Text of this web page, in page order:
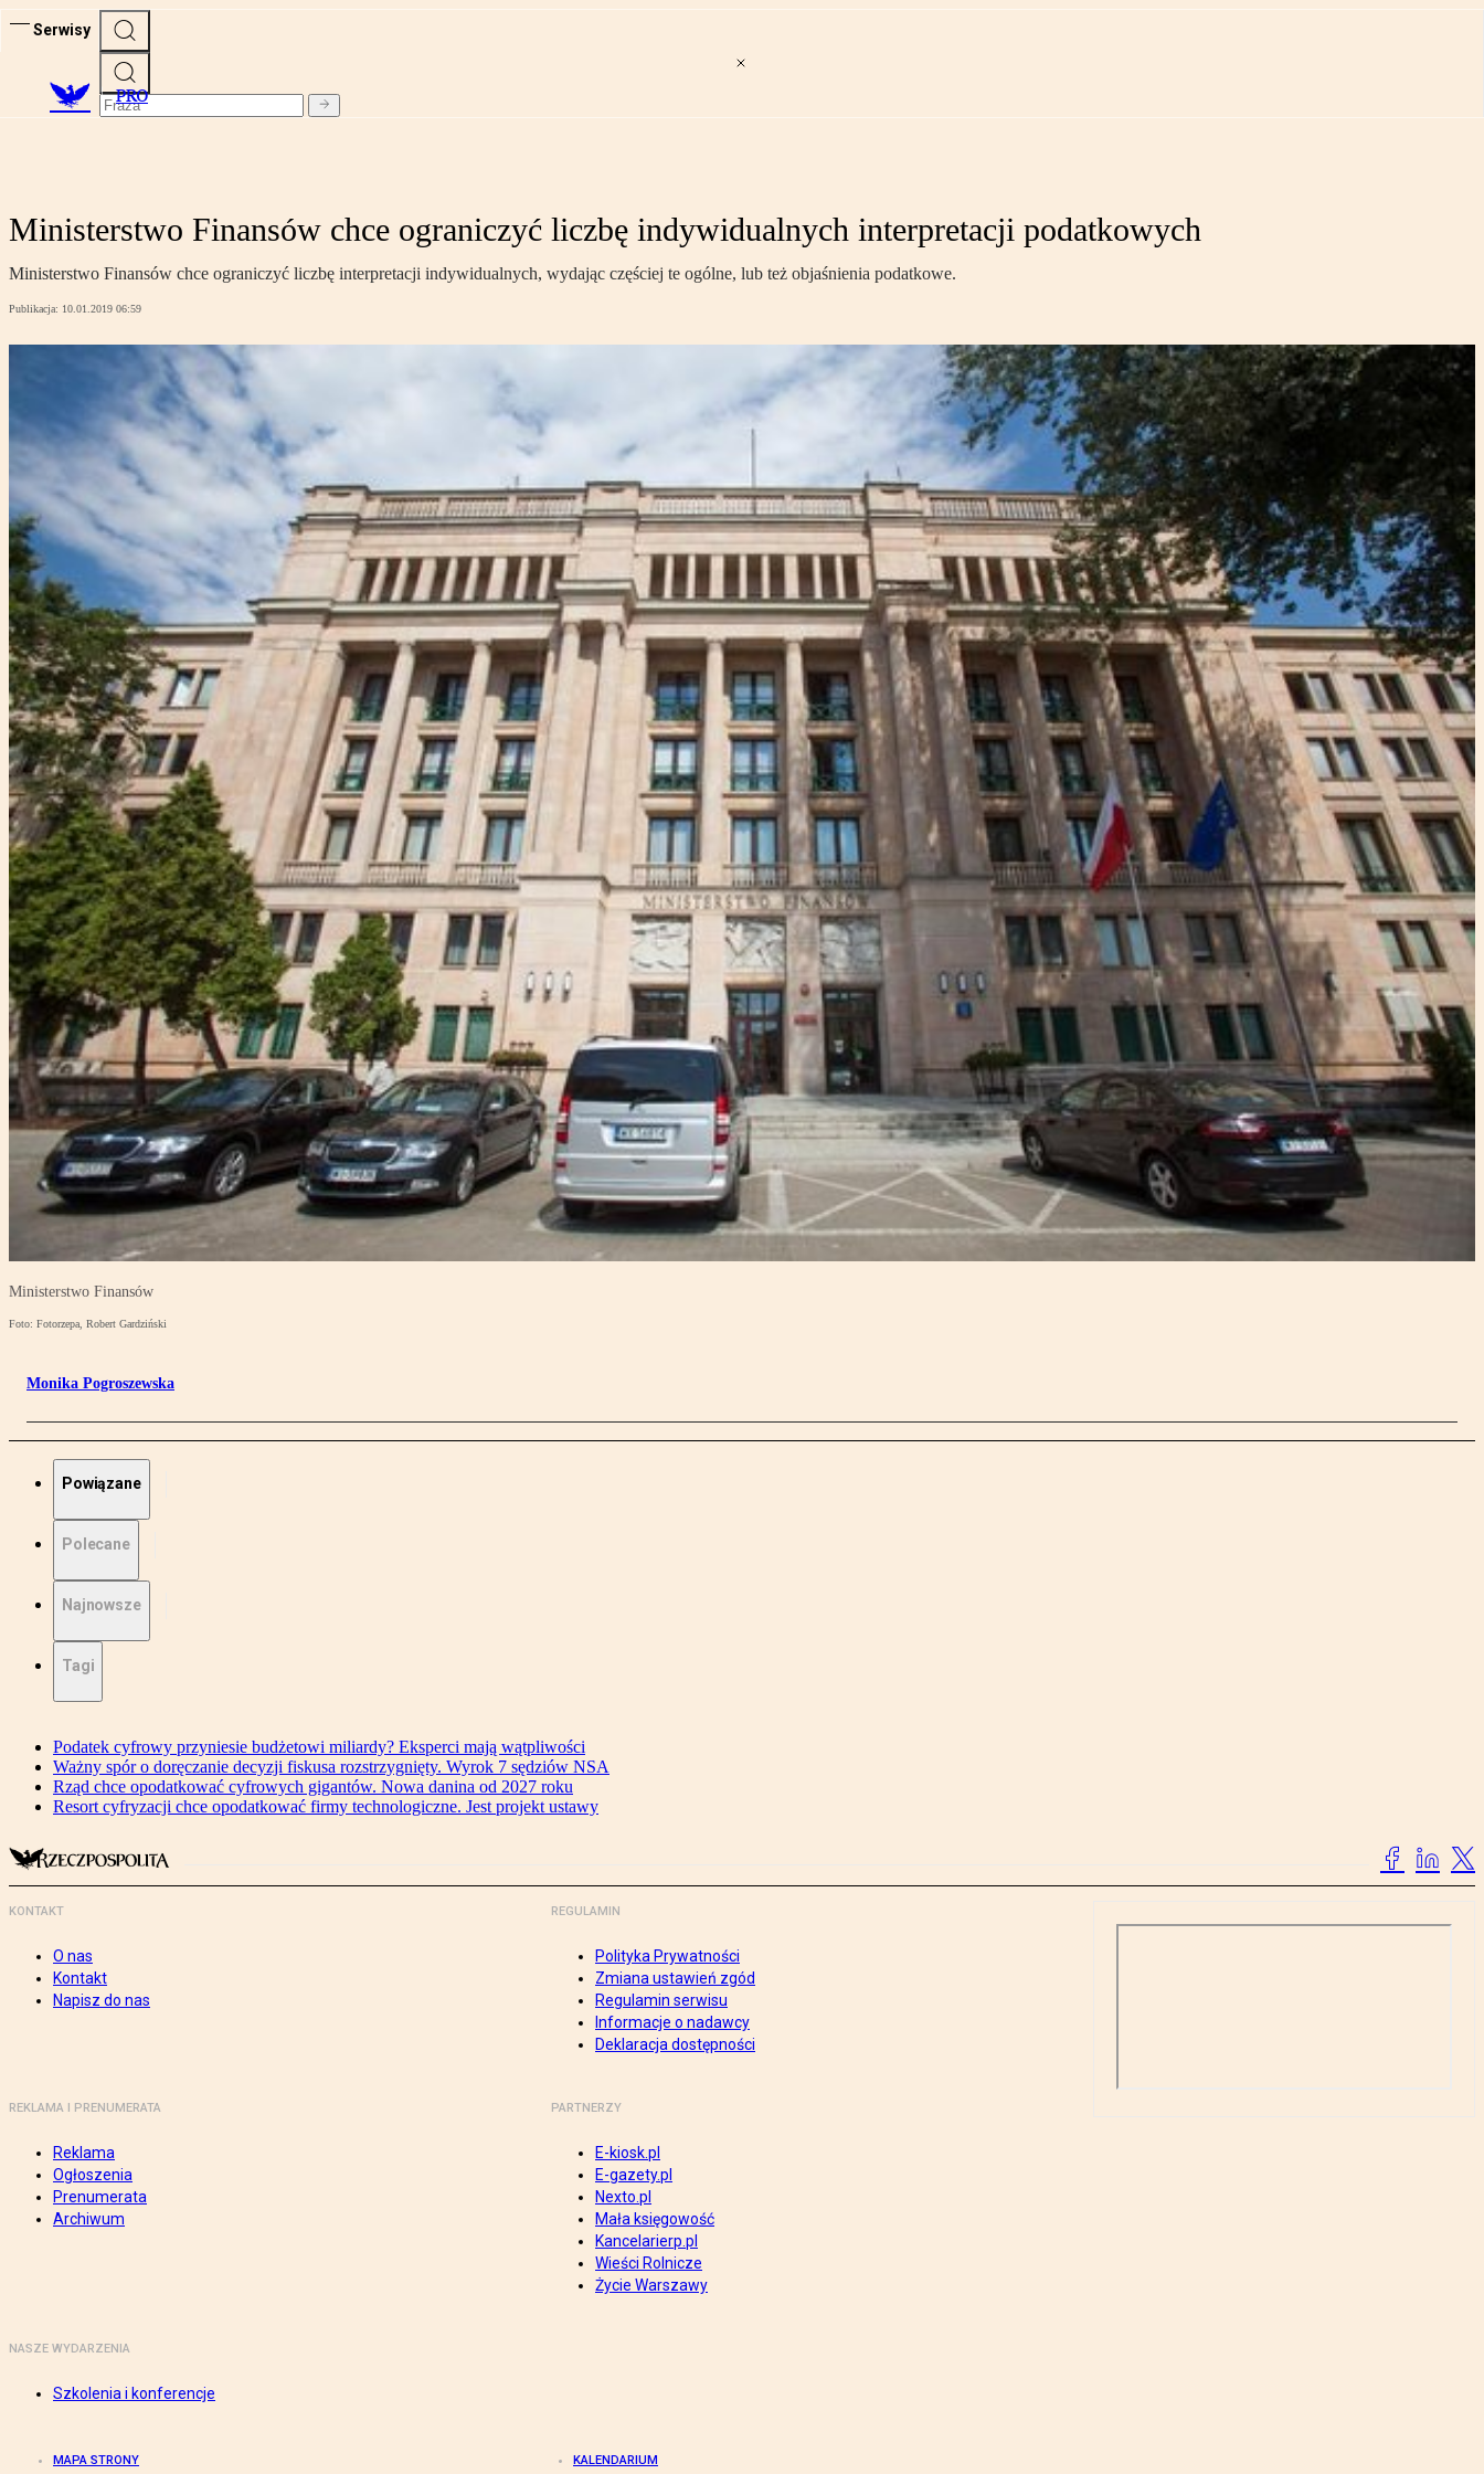
Serwisy
PRO
Ministerstwo Finansów chce ograniczyć liczbę indywidualnych interpretacji podatkowych
Ministerstwo Finansów chce ograniczyć liczbę interpretacji indywidualnych, wydając częściej te ogólne, lub też objaśnienia podatkowe.
Publikacja: 10.01.2019 06:59
Ministerstwo Finansów
Foto: Fotorzepa, Robert Gardziński
Monika Pogroszewska
Powiązane
Polecane
Najnowsze
Tagi
Podatek cyfrowy przyniesie budżetowi miliardy? Eksperci mają wątpliwości
Ważny spór o doręczanie decyzji fiskusa rozstrzygnięty. Wyrok 7 sędziów NSA
Rząd chce opodatkować cyfrowych gigantów. Nowa danina od 2027 roku
Resort cyfryzacji chce opodatkować firmy technologiczne. Jest projekt ustawy
KONTAKT
O nas
Kontakt
Napisz do nas
REGULAMIN
Polityka Prywatności
Zmiana ustawień zgód
Regulamin serwisu
Informacje o nadawcy
Deklaracja dostępności
REKLAMA I PRENUMERATA
Reklama
Ogłoszenia
Prenumerata
Archiwum
PARTNERZY
E-kiosk.pl
E-gazety.pl
Nexto.pl
Mała księgowość
Kancelarierp.pl
Wieści Rolnicze
Życie Warszawy
NASZE WYDARZENIA
Szkolenia i konferencje
MAPA STRONY KALENDARIUM